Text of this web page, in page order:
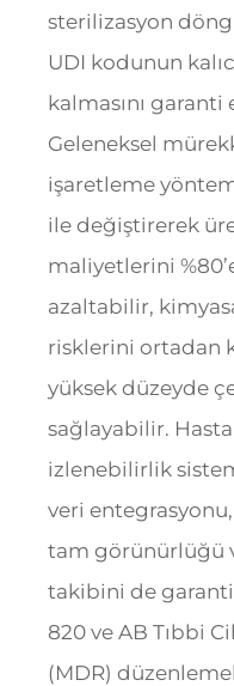
sterilizasyon
UDI kodunun
kalmasını garanti
Geleneksel
işaretleme
ile değiştirerek
maliyetlerini
azaltabilir,
risklerini ortadan
yüksek düzeyde
sağlayabilir.
izlenebilirlik
veri
tam görünürlüğü
takibini de garanti
820 ve AB Tıbbi
(MDR)